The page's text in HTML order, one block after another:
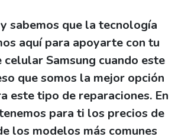
sabemos que la tecnología
aquí para apoyarte con tu
celular Samsung cuando este
que somos la mejor opción
este tipo de reparaciones. En
para ti los precios de
los modelos más comunes